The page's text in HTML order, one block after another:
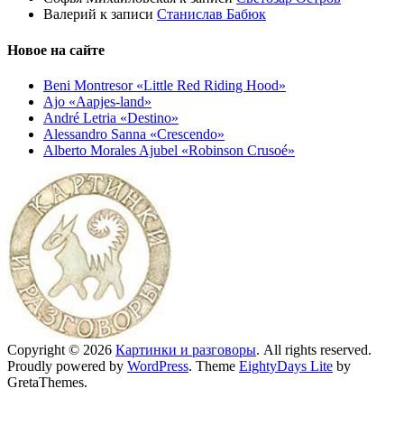
Валерий к записи Станислав Бабюк
Новое на сайте
Beni Montresor «Little Red Riding Hood»
Ajo «Aapjes-land»
André Letria «Destino»
Alessandro Sanna «Crescendo»
Alberto Morales Ajubel «Robinson Crusoé»
Copyright © 2026 Картинки и разговоры. All rights reserved.
Proudly powered by WordPress. Theme EightyDays Lite by
GretaThemes.